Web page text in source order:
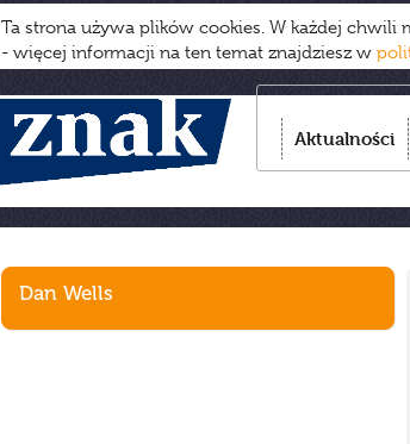
Ta strona używa plików cookies. W każdej chwili
- więcej informacji na ten temat znajdziesz w
Aktualności
Dan Wells